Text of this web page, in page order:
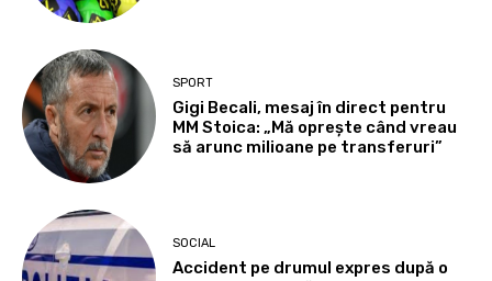
SPORT
Gigi Becali, mesaj în direct pentru
MM Stoica: „Mă oprește când vreau
să arunc milioane pe transferuri”
SOCIAL
Accident pe drumul expres după o